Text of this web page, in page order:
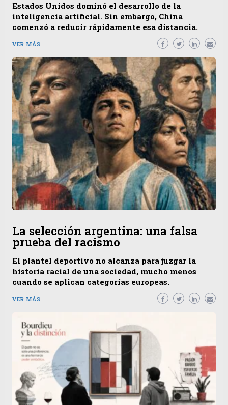
Estados Unidos dominó el desarrollo de la
inteligencia artificial. Sin embargo, China
comenzó a reducir rápidamente esa distancia.
VER MÁS
La selección argentina: una falsa
prueba del racismo
El plantel deportivo no alcanza para juzgar la
historia racial de una sociedad, mucho menos
cuando se aplican categorías europeas.
VER MÁS